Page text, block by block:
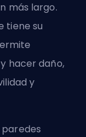
más largo.
tiene su
hacer daño,
y